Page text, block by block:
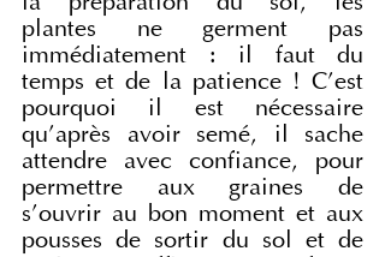
plantes ne germent pas
immédiatement : il faut du
temps et de la patience ! C'est
pourquoi il est nécessaire
qu'après avoir semé, il sache
attendre avec confiance, pour
permettre aux graines de
s'ouvrir au bon moment et aux
pousses de sortir du sol et de